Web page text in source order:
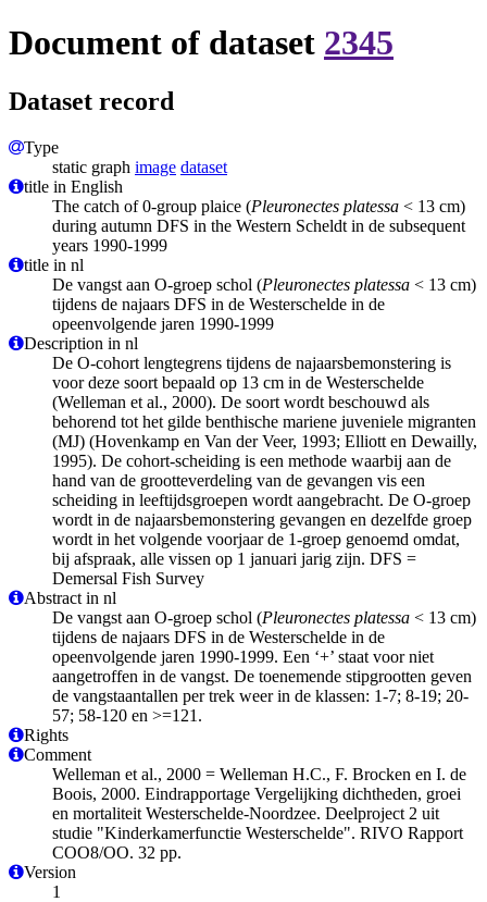
Document of dataset 2345
Dataset record
Type
static graph image dataset
title in English
The catch of 0-group plaice (Pleuronectes platessa < 13 cm)
during autumn DFS in the Western Scheldt in de subsequent
years 1990-1999
title in nl
De vangst aan O-groep schol (Pleuronectes platessa < 13 cm)
tijdens de najaars DFS in de Westerschelde in de
opeenvolgende jaren 1990-1999
Description in nl
De O-cohort lengtegrens tijdens de najaarsbemonstering is
voor deze soort bepaald op 13 cm in de Westerschelde
(Welleman et al., 2000). De soort wordt beschouwd als
behorend tot het gilde benthische mariene juveniele migranten
(MJ) (Hovenkamp en Van der Veer, 1993; Elliott en Dewailly,
1995). De cohort-scheiding is een methode waarbij aan de
hand van de grootteverdeling van de gevangen vis een
scheiding in leeftijdsgroepen wordt aangebracht. De O-groep
wordt in de najaarsbemonstering gevangen en dezelfde groep
wordt in het volgende voorjaar de 1-groep genoemd omdat,
bij afspraak, alle vissen op 1 januari jarig zijn. DFS =
Demersal Fish Survey
Abstract in nl
De vangst aan O-groep schol (Pleuronectes platessa < 13 cm)
tijdens de najaars DFS in de Westerschelde in de
opeenvolgende jaren 1990-1999. Een ‘+’ staat voor niet
aangetroffen in de vangst. De toenemende stipgrootten geven
de vangstaantallen per trek weer in de klassen: 1-7; 8-19; 20-
57; 58-120 en >=121.
Rights
Comment
Welleman et al., 2000 = Welleman H.C., F. Brocken en I. de
Boois, 2000. Eindrapportage Vergelijking dichtheden, groei
en mortaliteit Westerschelde-Noordzee. Deelproject 2 uit
studie "Kinderkamerfunctie Westerschelde". RIVO Rapport
COO8/OO. 32 pp.
Version
1